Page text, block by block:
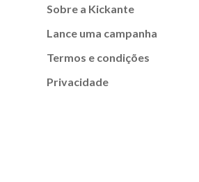
Sobre a Kickante
Lance uma campanha
Termos e condições
Privacidade